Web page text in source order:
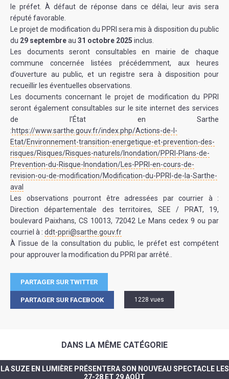
le préfet. À défaut de réponse dans ce délai, leur avis sera
réputé favorable.
Le projet de modification du PPRI sera mis à disposition du public
du 29 septembreau 31 octobre 2025 inclus.
Les documents seront consultables en mairie de chaque
commune concernée listées précédemment, aux heures
d’ouverture au public, et un registre sera à disposition pour
recueillir les éventuelles observations.
Les documents concernant le projet de modification du PPRI
seront également consultables sur le site internet des services
de l’État en Sarthe
:https://www.sarthe.gouv.fr/index.php/Actions-de-l-
Etat/Environnement-transition-energetique-et-prevention-des-
risques/Risques/Risques-naturels/Inondation/PPRI-Plans-de-
Prevention-du-Risque-Inondation/Les-PPRI-en-cours-de-
revision-ou-de-modification/Modification-du-PPRI-de-la-Sarthe-
aval
Les observations pourront être adressées par courrier à :
Direction départementale des territoires, SEE / PRAT, 19,
boulevard Paixhans, CS 10013, 72042 Le Mans cedex 9 ou par
courriel à : ddt-ppri@sarthe.gouv.fr
À l’issue de la consultation du public, le préfet est compétent
pour approuver la modification du PPRI par arrêté..
PARTAGER SUR TWITTER
PARTAGER SUR FACEBOOK 1228 vues
DANS LA MÊME CATÉGORIE
LA SUZE EN LUMIÈRE PRÉSENTERA SON NOUVEAU SPECTACLE LES
27-28 ET 29 AOÛT